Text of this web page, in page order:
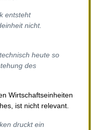
entsteht
nicht.
heute so
des
Wirtschaftseinheiten
ist nicht relevant.
druckt ein